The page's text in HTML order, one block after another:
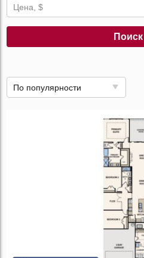
Цена, $
Поиск
По популярности